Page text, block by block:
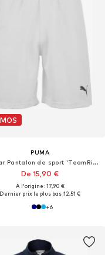
PUMA
Regular Pantalon de sport 'TeamRise'
De 15,90 €
À l'origine : 17,90 €
Dernier prix le plus bas :12,51 €
+6